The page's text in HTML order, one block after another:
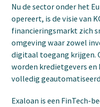
Nu de sector onder het
opereert, is de visie van
financieringsmarkt zich
omgeving waar zowel
digitaal toegang krijgen.
worden kredietgevers
volledig
Exaloan is een FinTech-